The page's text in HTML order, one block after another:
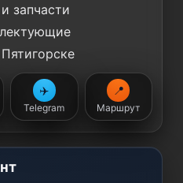
запчасти
✈️
Telegram
📍
Маршрут